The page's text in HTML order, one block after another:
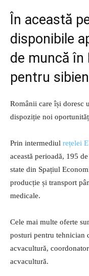
În această
disponibile
de muncă în
pentru
Românii care își doresc
dispoziție noi
Prin intermediul rețelei
această perioadă, 195
state din Spațiul
producție și transport
medicale.
Cele mai multe oferte
posturi pentru tehnician
acvacultură,
acvacultură.